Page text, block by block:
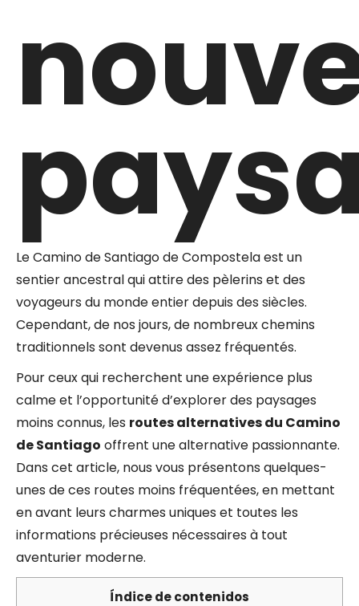
Le Camino de Santiago de Compostela est un
sentier ancestral qui attire des pèlerins et des
voyageurs du monde entier depuis des siècles.
Cependant, de nos jours, de nombreux chemins
traditionnels sont devenus assez fréquentés.
Pour ceux qui recherchent une expérience plus
calme et l’opportunité d’explorer des paysages
moins connus, les routes alternatives du Camino
de Santiago offrent une alternative passionnante.
Dans cet article, nous vous présentons quelques-
unes de ces routes moins fréquentées, en mettant
en avant leurs charmes uniques et toutes les
informations précieuses nécessaires à tout
aventurier moderne.
Índice de contenidos